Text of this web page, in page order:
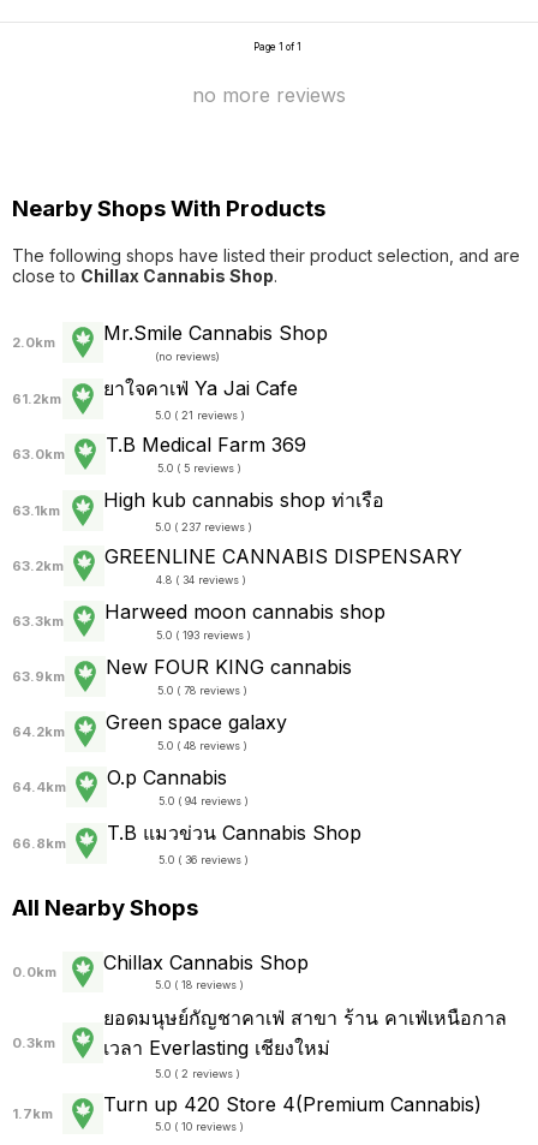
Page 1 of 1
no more reviews
Nearby Shops With Products
The following shops have listed their product selection, and are
close to Chillax Cannabis​ Shop.
2.0km Mr.Smile Cannabis Shop
(no reviews)
61.2km ยาใจคาเฟ่ Ya Jai Cafe
5.0 ( 21 reviews )
63.0km T.B Medical Farm 369
5.0 ( 5 reviews )
63.1km High kub cannabis shop ท่าเรือ
5.0 ( 237 reviews )
63.2km GREENLINE CANNABIS DISPENSARY
4.8 ( 34 reviews )
63.3km Harweed moon cannabis shop
5.0 ( 193 reviews )
63.9km New FOUR KING cannabis
5.0 ( 78 reviews )
64.2km Green space galaxy
5.0 ( 48 reviews )
64.4km O.p Cannabis
5.0 ( 94 reviews )
66.8km T.B แมวข่วน Cannabis Shop
5.0 ( 36 reviews )
All Nearby Shops
0.0km Chillax Cannabis​ Shop
5.0 ( 18 reviews )
0.3km
ยอดมนุษย์กัญชาคาเฟ่ สาขา ร้าน คาเฟ่เหนือกาล
เวลา Everlasting เชียงใหม่
5.0 ( 2 reviews )
1.7km Turn up 420 Store 4(Premium Cannabis)
5.0 ( 10 reviews )